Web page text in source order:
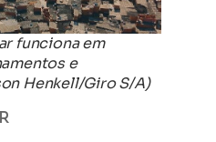
funciona em
e
Henkell/Giro S/A)